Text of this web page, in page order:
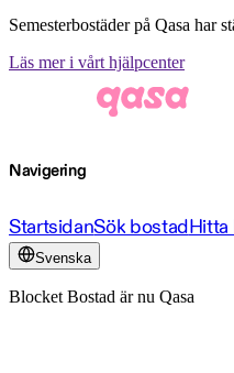
Semesterbostäder på Qasa har
Läs mer i vårt hjälpcenter
Navigering
StartsidanSök bostadHitta
Svenska
Blocket Bostad är nu Qasa